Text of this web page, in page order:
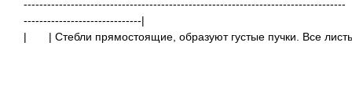
----------------------------------------------------------------------------------
------------------------------|
|
| Стебли прямостоящие, образуют густые пучки. Все